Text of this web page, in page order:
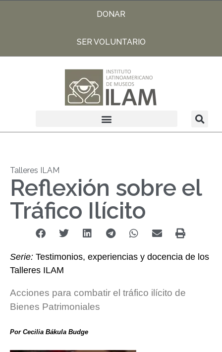
DONAR
SER VOLUNTARIO
Talleres ILAM
Reflexión sobre el
Tráfico Ilícito
Serie: Testimonios, experiencias y docencia de los
Talleres ILAM
Acciones para combatir el tráfico ilícito de
Bienes Patrimoniales
Por Cecilia Bákula Budge